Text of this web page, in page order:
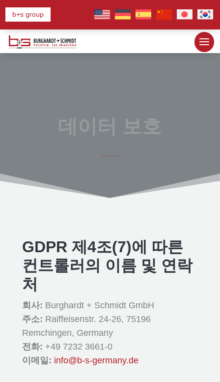
b+s group
데이터 보호
GDPR 제4조(7)에 따른
컨트롤러의 이름 및 연락
처
회사: Burghardt + Schmidt GmbH
주소: Raiffeisenstr. 24-26, 75196
Remchingen, Germany
전화: +49 7232 3661-0
이메일: info@b-s-germany.de